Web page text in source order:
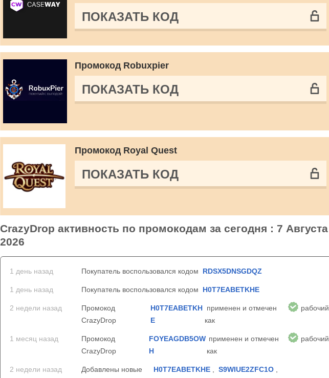
ПОКАЗАТЬ КОД
Промокод Robuxpier
ПОКАЗАТЬ КОД
Промокод Royal Quest
ПОКАЗАТЬ КОД
CrazyDrop активность по промокодам за сегодня : 7 Августа
2026
1 день назад Покупатель воспользовался кодом RDSX5DNSGDQZ
1 день назад Покупатель воспользовался кодом H0T7EABETKHE
2 недели назад
Промокод
CrazyDrop
H0T7EABETKH
E
применен и отмечен
как
рабочий
1 месяц назад
Промокод
CrazyDrop
FOYEAGDB5OW
H
применен и отмечен
как
рабочий
2 недели назад
Добавлены новые
H0T7EABETKHE ,S9WIUE2ZFC1O